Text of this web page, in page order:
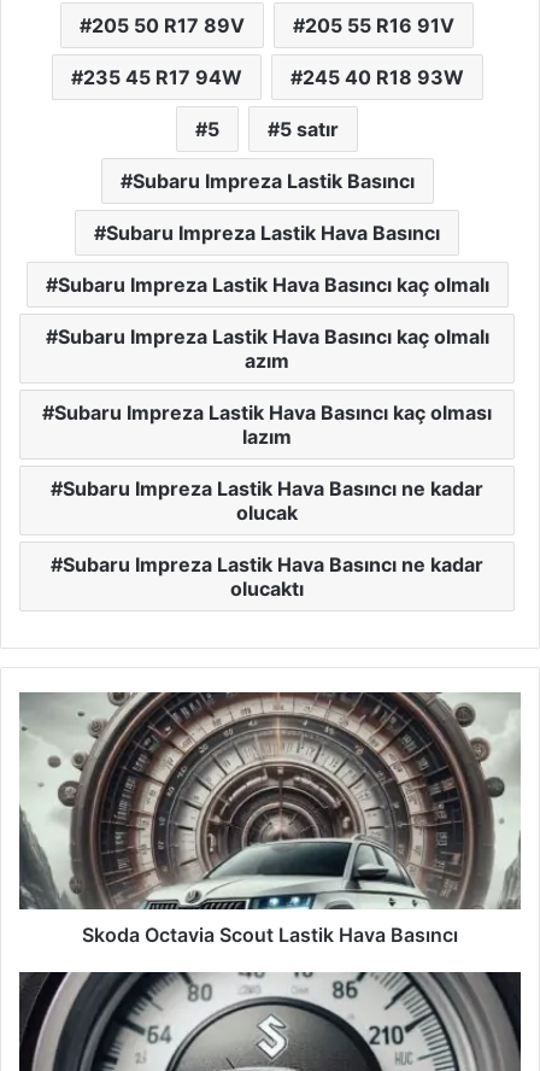
205 50 R17 89V 205 55 R16 91V
235 45 R17 94W 245 40 R18 93W
5 5 satır
Subaru Impreza Lastik Basıncı
Subaru Impreza Lastik Hava Basıncı
Subaru Impreza Lastik Hava Basıncı kaç olmalı
Subaru Impreza Lastik Hava Basıncı kaç olmalı
azım
Subaru Impreza Lastik Hava Basıncı kaç olması
lazım
Subaru Impreza Lastik Hava Basıncı ne kadar
olucak
Subaru Impreza Lastik Hava Basıncı ne kadar
olucaktı
Octavia
Scout
Lastik
Hava
Basıncı
Skoda Octavia Scout Lastik Hava Basıncı
Suzuki
SX4
Lastik
Hava